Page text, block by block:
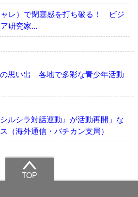
レ）で閉塞感を打ち破る！ ビジ
研究家...
思い出 各地で多彩な青少年活動
ルシラ対話運動』が活動再開」な
（海外通信・バチカン支局）
TOP